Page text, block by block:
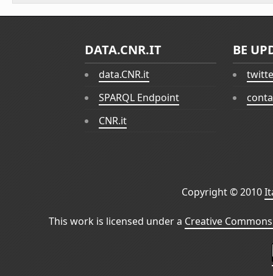
DATA.CNR.IT
data.CNR.it
SPARQL Endpoint
CNR.it
BE
Copyright © 2010
This work is licensed under a Creative